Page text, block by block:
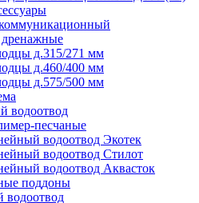
д.315/271 мм
д.460/400 мм
д.575/500 мм
водоотвод
песчаные
водоотвод Экотек
водоотвод Стилот
водоотвод Аквасток
поддоны
водоотвод